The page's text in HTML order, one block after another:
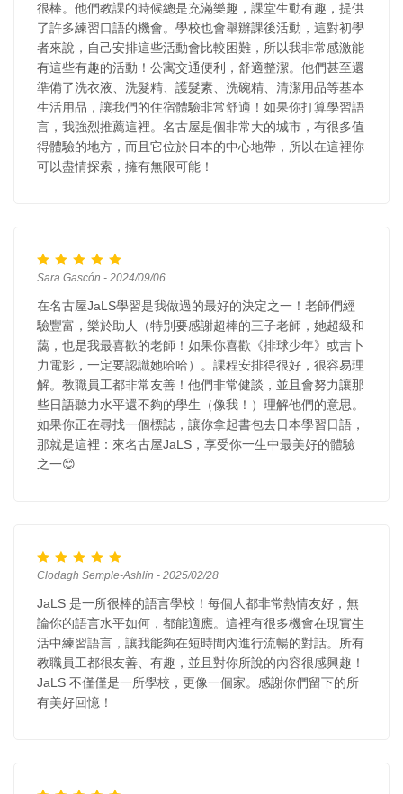
很棒。他們教課的時候總是充滿樂趣，課堂生動有趣，提供
了許多練習口語的機會。學校也會舉辦課後活動，這對初學
者來說，自己安排這些活動會比較困難，所以我非常感激能
有這些有趣的活動！公寓交通便利，舒適整潔。他們甚至還
準備了洗衣液、洗髮精、護髮素、洗碗精、清潔用品等基本
生活用品，讓我們的住宿體驗非常舒適！如果你打算學習語
言，我強烈推薦這裡。名古屋是個非常大的城市，有很多值
得體驗的地方，而且它位於日本的中心地帶，所以在這裡你
可以盡情探索，擁有無限可能！
Sara Gascón - 2024/09/06
在名古屋JaLS學習是我做過的最好的決定之一！老師們經
驗豐富，樂於助人（特別要感謝超棒的三子老師，她超級和
藹，也是我最喜歡的老師！如果你喜歡《排球少年》或吉卜
力電影，一定要認識她哈哈）。課程安排得很好，很容易理
解。教職員工都非常友善！他們非常健談，並且會努力讓那
些日語聽力水平還不夠的學生（像我！）理解他們的意思。
如果你正在尋找一個標誌，讓你拿起書包去日本學習日語，
那就是這裡：來名古屋JaLS，享受你一生中最美好的體驗
之一😊
Clodagh Semple-Ashlin - 2025/02/28
JaLS 是一所很棒的語言學校！每個人都非常熱情友好，無
論你的語言水平如何，都能適應。這裡有很多機會在現實生
活中練習語言，讓我能夠在短時間內進行流暢的對話。所有
教職員工都很友善、有趣，並且對你所說的內容很感興趣！
JaLS 不僅僅是一所學校，更像一個家。感謝你們留下的所
有美好回憶！